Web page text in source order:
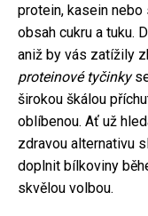
protein, kasein
obsah cukru a tuku.
aniž by vás zatížily
proteinové tyčinky
širokou škálou
oblíbenou. Ať už
zdravou alternativu
doplnit bílkoviny
skvělou volbou.